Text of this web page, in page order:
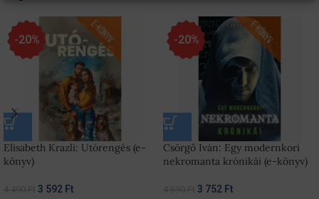
-20%
Elisabeth Krazli: Utórengés (e-
könyv)
3 592 Ft
-20%
Csörgő Iván: Egy modernkori
nekromanta krónikái (e-könyv)
3 752 Ft